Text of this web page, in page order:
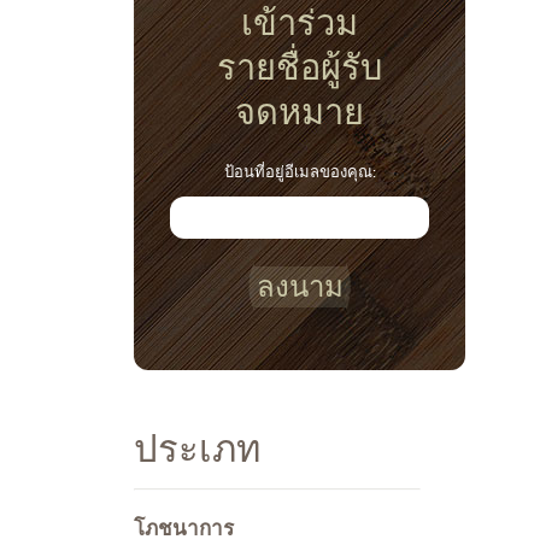
เข้าร่วม
รายชื่อผู้รับ
จดหมาย
ป้อนที่อยู่อีเมลของคุณ:
ลงนาม
ประเภท
โภชนาการ